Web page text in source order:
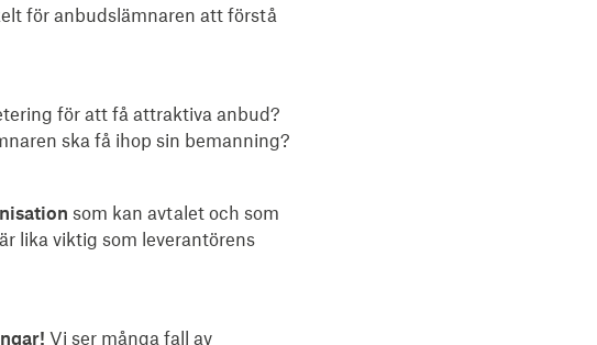
för anbudslämnaren att förstå
för att få attraktiva anbud?
ska få ihop sin bemanning?
som kan avtalet och som
lika viktig som leverantörens
Vi ser många fall av